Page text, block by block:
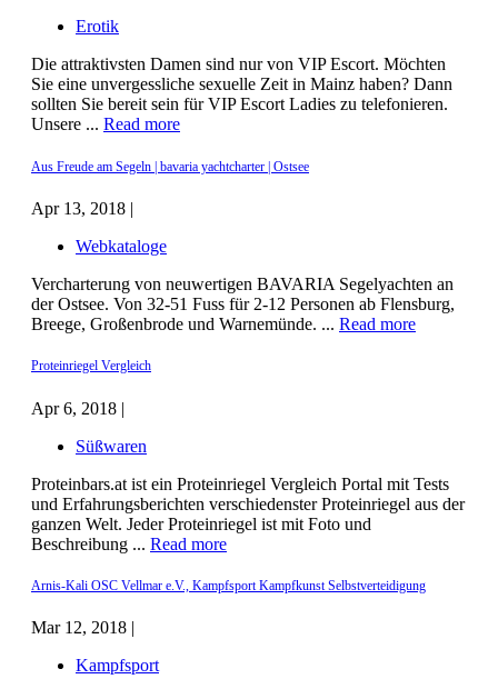
Erotik
Die attraktivsten Damen sind nur von VIP Escort. Möchten
Sie eine unvergessliche sexuelle Zeit in Mainz haben? Dann
sollten Sie bereit sein für VIP Escort Ladies zu telefonieren.
Unsere ... Read more
Aus Freude am Segeln | bavaria yachtcharter | Ostsee
Apr 13, 2018 |
Webkataloge
Vercharterung von neuwertigen BAVARIA Segelyachten an
der Ostsee. Von 32-51 Fuss für 2-12 Personen ab Flensburg,
Breege, Großenbrode und Warnemünde. ... Read more
Proteinriegel Vergleich
Apr 6, 2018 |
Süßwaren
Proteinbars.at ist ein Proteinriegel Vergleich Portal mit Tests
und Erfahrungsberichten verschiedenster Proteinriegel aus der
ganzen Welt. Jeder Proteinriegel ist mit Foto und
Beschreibung ... Read more
Arnis-Kali OSC Vellmar e.V., Kampfsport Kampfkunst Selbstverteidigung
Mar 12, 2018 |
Kampfsport